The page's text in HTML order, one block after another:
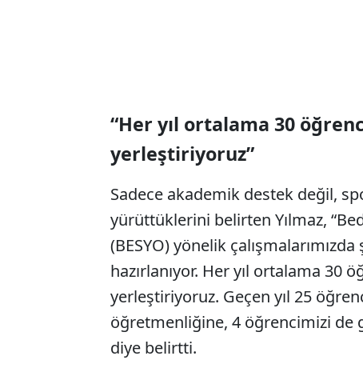
“Her yıl ortalama 30
yerleştiriyoruz”
Sadece akademik destek değil,
yürüttüklerini belirten Yılmaz,
(BESYO) yönelik
hazırlanıyor. Her yıl ortalama 30
yerleştiriyoruz. Geçen yıl 25
öğretmenliğine, 4 öğrencimizi de
diye belirtti.